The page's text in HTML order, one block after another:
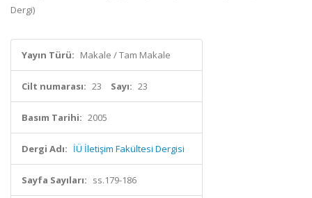
Dergi)
Yayın Türü: Makale / Tam Makale
Cilt numarası: 23 Sayı: 23
Basım Tarihi: 2005
Dergi Adı: İÜ İletişim Fakültesi Dergisi
Sayfa Sayıları: ss.179-186